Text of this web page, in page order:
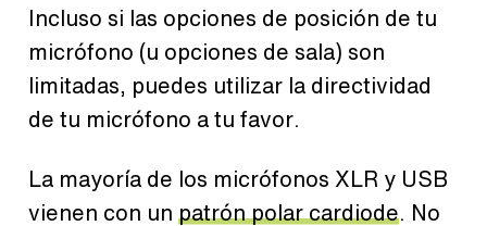
Incluso si las opciones de posición de tu
micrófono (u opciones de sala) son
limitadas, puedes utilizar la directividad
de tu micrófono a tu favor.
La mayoría de los micrófonos XLR y USB
vienen con un patrón polar cardiode. No